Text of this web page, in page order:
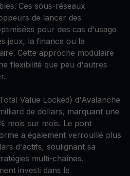
Ces sous-réseaux
de lancer des
pour des cas d'usage
jeux, la finance ou la
Cette approche modulaire
flexibilité que peu d'autres
Value Locked) d'Avalanche
de dollars, marquant une
mois sur mois. Le pont
a également verrouillé plus
d'actifs, soulignant sa
multi-chaînes.
investi dans le